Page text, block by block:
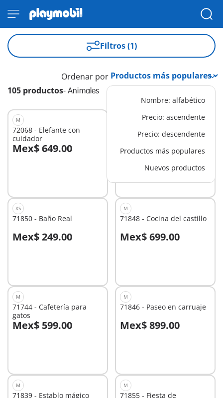
Filtros (1)
105 productos- Animales
Ordenar por
Nombre: alfabético
Precio: ascendente
Precio: descendente
Productos más populares
Nuevos productos
M
72068 - Elefante con
cuidador
Mex$ 649.00
71838 - Casa de hadas con
unicornio dorado
Mex$ 1,399.00
disponible
XS
71850 - Baño Real
Mex$ 249.00
M
71848 - Cocina del castillo
Mex$ 699.00
M
71744 - Cafetería para
gatos
Mex$ 599.00
M
71846 - Paseo en carruaje
Mex$ 899.00
M
71839 - Establo mágico
M
71855 - Fiesta de